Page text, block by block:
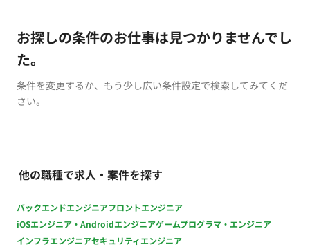
お探しの条件のお仕事は見つかりませんでし
た。
条件を変更するか、もう少し広い条件設定で検索してみてくだ
さい。
他の職種で求人・案件を探す
バックエンドエンジニアフロントエンジニア
iOSエンジニア・Androidエンジニアゲームプログラマ・エンジニア
インフラエンジニアセキュリティエンジニア